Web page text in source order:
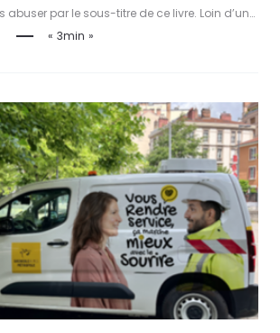
abuser par le sous-titre de ce livre. Loin d’une
sur l’état de l’art des sciences de la
d'une contribution majeure en matière
3min